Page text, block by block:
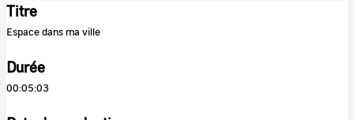
Titre
Espace dans ma ville
Durée
00:05:03